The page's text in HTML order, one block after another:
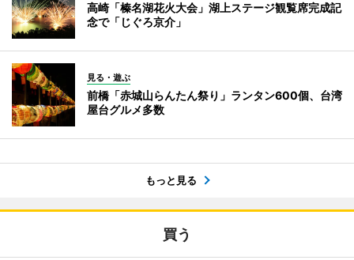
高崎「榛名湖花火大会」湖上ステージ観覧席完成記
念で「じぐろ京介」
見る・遊ぶ
前橋「赤城山らんたん祭り」ランタン600個、台湾
屋台グルメ多数
もっと見る
買う